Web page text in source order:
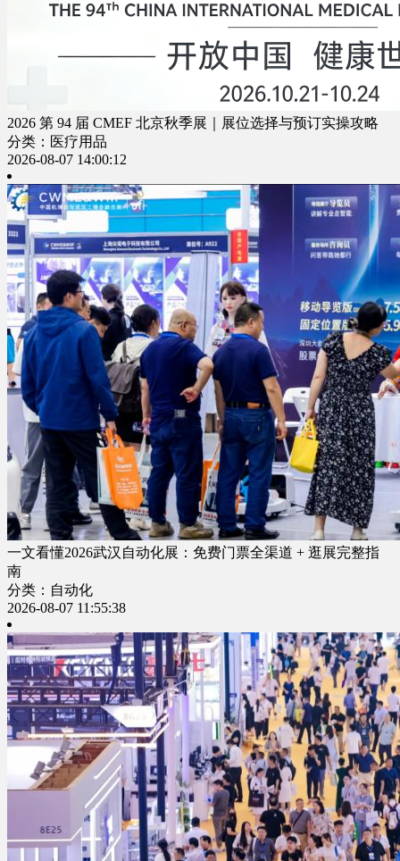
2026 第 94 届 CMEF 北京秋季展｜展位选择与预订实操攻略
分类：医疗用品
2026-08-07 14:00:12
一文看懂2026武汉自动化展：免费门票全渠道 + 逛展完整指
南
分类：自动化
2026-08-07 11:55:38